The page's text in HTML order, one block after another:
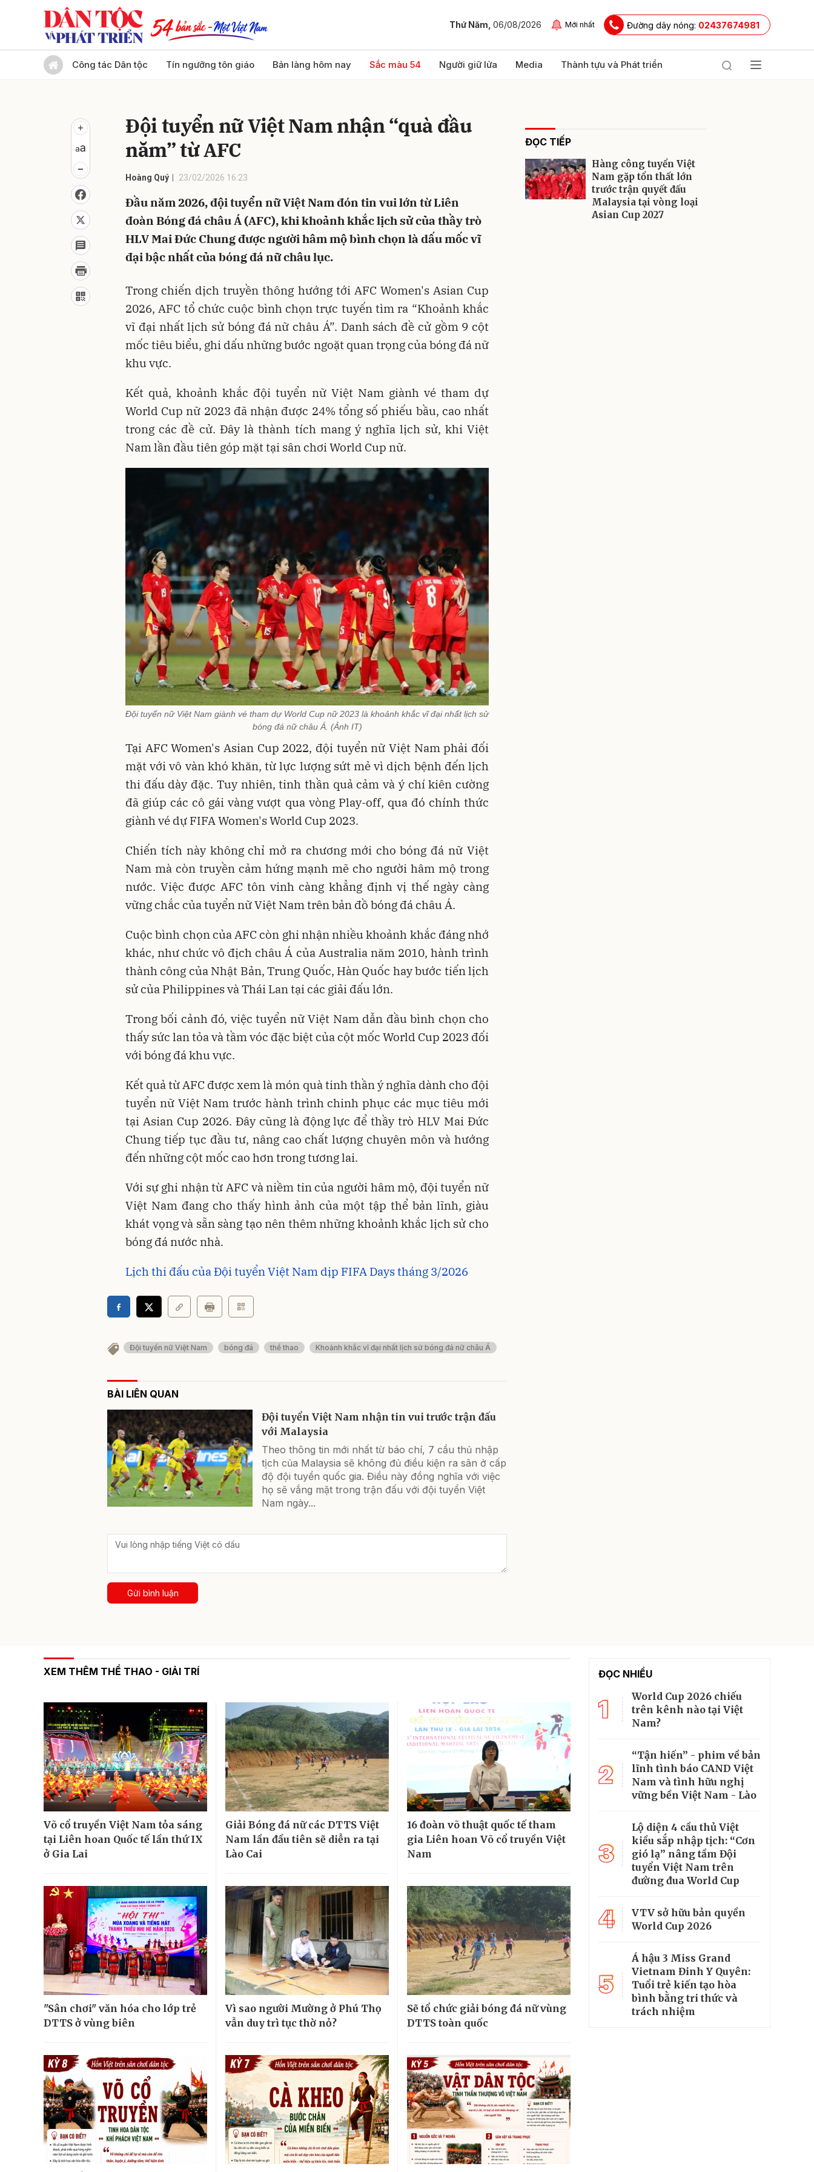
Thứ Năm, 06/08/2026 Mới nhất Đường dây nóng: 02437674981
Công tác Dân tộc Tín ngưỡng tôn giáo Bản làng hôm nay Sắc màu 54 Người giữ lửa Media Thành tựu và Phát triển
Đội tuyển nữ Việt Nam nhận “quà đầu
năm” từ AFC
Hoàng Quý 23/02/2026 16:23
Đầu năm 2026, đội tuyển nữ Việt Nam đón tin vui lớn từ Liên
đoàn Bóng đá châu Á (AFC), khi khoảnh khắc lịch sử của thầy trò
HLV Mai Đức Chung được người hâm mộ bình chọn là dấu mốc vĩ
đại bậc nhất của bóng đá nữ châu lục.
Trong chiến dịch truyền thông hướng tới AFC Women's Asian Cup
2026, AFC tổ chức cuộc bình chọn trực tuyến tìm ra “Khoảnh khắc
vĩ đại nhất lịch sử bóng đá nữ châu Á”. Danh sách đề cử gồm 9 cột
mốc tiêu biểu, ghi dấu những bước ngoặt quan trọng của bóng đá nữ
khu vực.
Kết quả, khoảnh khắc đội tuyển nữ Việt Nam giành vé tham dự
World Cup nữ 2023 đã nhận được 24% tổng số phiếu bầu, cao nhất
trong các đề cử. Đây là thành tích mang ý nghĩa lịch sử, khi Việt
Nam lần đầu tiên góp mặt tại sân chơi World Cup nữ.
Đội tuyển nữ Việt Nam giành vé tham dự World Cup nữ 2023 là khoảnh khắc vĩ đại nhất lịch sử
bóng đá nữ châu Á. (Ảnh IT)
Tại AFC Women's Asian Cup 2022, đội tuyển nữ Việt Nam phải đối
mặt với vô vàn khó khăn, từ lực lượng sứt mẻ vì dịch bệnh đến lịch
thi đấu dày đặc. Tuy nhiên, tinh thần quả cảm và ý chí kiên cường
đã giúp các cô gái vàng vượt qua vòng Play-off, qua đó chính thức
giành vé dự FIFA Women's World Cup 2023.
Chiến tích này không chỉ mở ra chương mới cho bóng đá nữ Việt
Nam mà còn truyền cảm hứng mạnh mẽ cho người hâm mộ trong
nước. Việc được AFC tôn vinh càng khẳng định vị thế ngày càng
vững chắc của tuyển nữ Việt Nam trên bản đồ bóng đá châu Á.
Cuộc bình chọn của AFC còn ghi nhận nhiều khoảnh khắc đáng nhớ
khác, như chức vô địch châu Á của Australia năm 2010, hành trình
thành công của Nhật Bản, Trung Quốc, Hàn Quốc hay bước tiến lịch
sử của Philippines và Thái Lan tại các giải đấu lớn.
Trong bối cảnh đó, việc tuyển nữ Việt Nam dẫn đầu bình chọn cho
thấy sức lan tỏa và tầm vóc đặc biệt của cột mốc World Cup 2023 đối
với bóng đá khu vực.
Kết quả từ AFC được xem là món quà tinh thần ý nghĩa dành cho đội
tuyển nữ Việt Nam trước hành trình chinh phục các mục tiêu mới
tại Asian Cup 2026. Đây cũng là động lực để thầy trò HLV Mai Đức
Chung tiếp tục đầu tư, nâng cao chất lượng chuyên môn và hướng
đến những cột mốc cao hơn trong tương lai.
Với sự ghi nhận từ AFC và niềm tin của người hâm mộ, đội tuyển nữ
Việt Nam đang cho thấy hình ảnh của một tập thể bản lĩnh, giàu
khát vọng và sẵn sàng tạo nên thêm những khoảnh khắc lịch sử cho
bóng đá nước nhà.
Lịch thi đấu của Đội tuyển Việt Nam dịp FIFA Days tháng 3/2026
Đội tuyển nữ Việt Nam bóng đá thể thao Khoảnh khắc vĩ đại nhất lịch sử bóng đá nữ châu Á
BÀI LIÊN QUAN
Đội tuyển Việt Nam nhận tin vui trước trận đấu
với Malaysia
Theo thông tin mới nhất từ báo chí, 7 cầu thủ nhập
tịch của Malaysia sẽ không đủ điều kiện ra sân ở cấp
độ đội tuyển quốc gia. Điều này đồng nghĩa với việc
họ sẽ vắng mặt trong trận đấu với đội tuyển Việt
Nam ngày...
Gửi bình luận
ĐỌC TIẾP
Hàng công tuyển Việt
Nam gặp tổn thất lớn
trước trận quyết đấu
Malaysia tại vòng loại
Asian Cup 2027
XEM THÊM THỂ THAO - GIẢI TRÍ
Võ cổ truyền Việt Nam tỏa sáng
tại Liên hoan Quốc tế lần thứ IX
ở Gia Lai
Giải Bóng đá nữ các DTTS Việt
Nam lần đầu tiên sẽ diễn ra tại
Lào Cai
16 đoàn võ thuật quốc tế tham
gia Liên hoan Võ cổ truyền Việt
Nam
"Sân chơi" văn hóa cho lớp trẻ
DTTS ở vùng biên
Vì sao người Mường ở Phú Thọ
vẫn duy trì tục thờ nỏ?
Sẽ tổ chức giải bóng đá nữ vùng
DTTS toàn quốc
ĐỌC NHIỀU
1
World Cup 2026 chiếu
trên kênh nào tại Việt
Nam?
2
“Tận hiến” - phim về bản
lĩnh tình báo CAND Việt
Nam và tình hữu nghị
vững bền Việt Nam - Lào
3
Lộ diện 4 cầu thủ Việt
kiều sắp nhập tịch: “Cơn
gió lạ” nâng tầm Đội
tuyển Việt Nam trên
đường đua World Cup
4
VTV sở hữu bản quyền
World Cup 2026
5
Á hậu 3 Miss Grand
Vietnam Đinh Y Quyên:
Tuổi trẻ kiến tạo hòa
bình bằng tri thức và
trách nhiệm
Gửi bình luận
Gửi